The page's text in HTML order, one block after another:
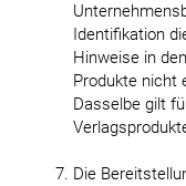
Identifikation
Hinweise in
Produkte nicht
Dasselbe gilt
Die